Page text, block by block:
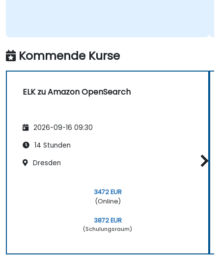
Kommende Kurse
ELK zu Amazon OpenSearch
2026-09-16 09:30
14 Stunden
Dresden
3472 EUR
(Online)
3872 EUR
(Schulungsraum)